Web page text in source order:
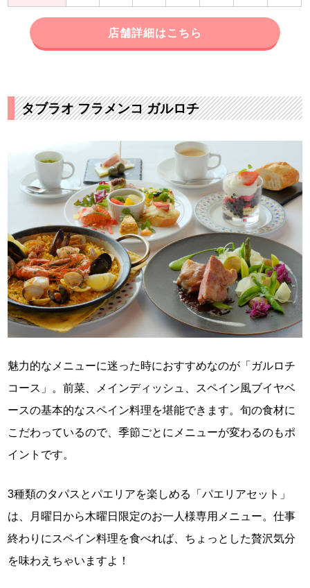
店舗詳細はこちら
タブラオ フラメンコ ガルロチ
魅力的なメニューに迷った時におすすめなのが「ガルロチ
コース」。前菜、メインディッシュ、スペイン風ブイヤベ
ースの基本的なスペイン料理を堪能できます。旬の食材に
こだわっているので、季節ごとにメニューが変わるのもポ
イントです。
3種類のタパスとパエリアを楽しめる「パエリアセット」
は、月曜日から木曜日限定のお一人様専用メニュー。仕事
終わりにスペイン料理を食べれば、ちょっとした贅沢気分
を味わえちゃいますよ！